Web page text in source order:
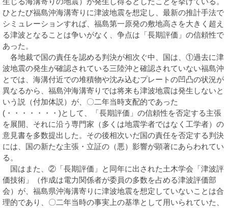
ひとたび福島沖海溝寄りに津波地震を想定し、最新の推計手法で
シミュレーションすれば、福島第一原発の敷地高さを大きく超え
る津波となることは争いがなく、争点は「長期評価」の信頼性で
あった。
各地裁で国の責任を認める判決が相次ぐ中、国は、①過去に津
波地震の発生が確認されている三陸沖と確認されていない福島沖
とでは、海溝付近での堆積物や沈み込むプレートの凹凸の状況が
異なるから、福島沖海溝寄りでは将来も津波地震は発生しないと
いう説（付加体説）が、〇二年当時支配的であった
(・・・・・・・)として、「長期評価」の信頼性を否定する主張
を展開、それに沿う専門家（多くは地震学者ではなく工学者）の
意見書を多数提出した。その後相次いだ国の責任を否定する判決
には、国の新たな主張・立証の（悪）影響が顕著にあらわれてい
る。
国はまた、②「長期評価」と同年に出された土木学会「津波評
価技術」（作成は電力関係者が委員の多数を占める津波評価部
会）が、福島県沖海溝寄りに津波地震を想定していないことは合
理的であり、〇二年当時の事実上の基準として用いられていた、